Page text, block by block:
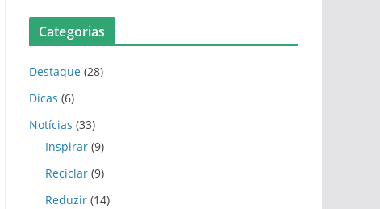
Categorias
Destaque (28)
Dicas (6)
Notícias (33)
Inspirar (9)
Reciclar (9)
Reduzir (14)